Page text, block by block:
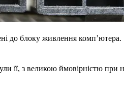
до блоку живлення комп’ютера.
її, з великою ймовірністю при